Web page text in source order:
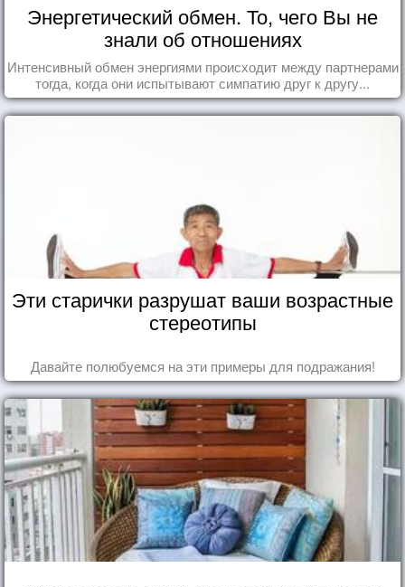
Энергетический обмен. То, чего Вы не
знали об отношениях
Интенсивный обмен энергиями происходит между партнерами
тогда, когда они испытывают симпатию друг к другу...
Эти старички разрушат ваши возрастные
стереотипы
Давайте полюбуемся на эти примеры для подражания!